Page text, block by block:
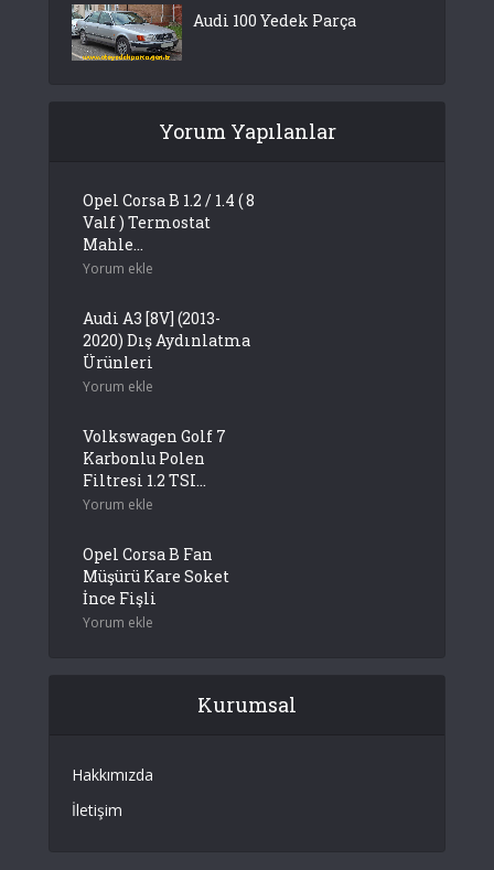
Audi 100 Yedek Parça
Yorum Yapılanlar
Opel Corsa B 1.2 / 1.4 ( 8
Valf ) Termostat
Mahle...
Yorum ekle
Audi A3 [8V] (2013-
2020) Dış Aydınlatma
Ürünleri
Yorum ekle
Volkswagen Golf 7
Karbonlu Polen
Filtresi 1.2 TSI...
Yorum ekle
Opel Corsa B Fan
Müşürü Kare Soket
İnce Fişli
Yorum ekle
Kurumsal
Hakkımızda
İletişim